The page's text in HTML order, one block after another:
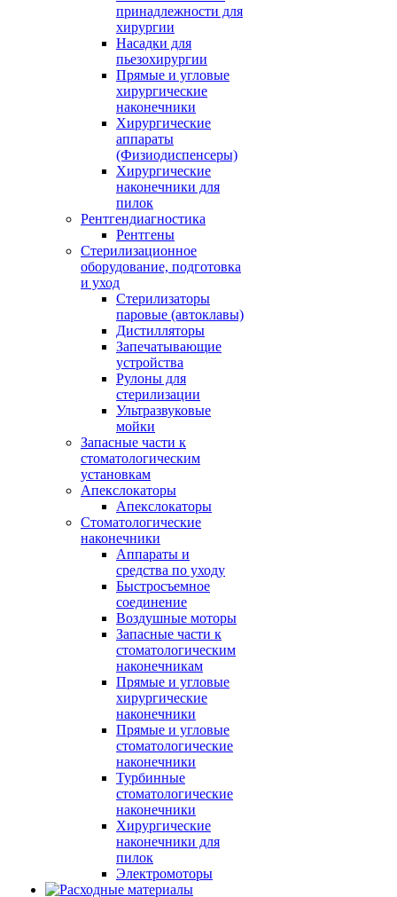
принадлежности для
хирургии
Насадки для
пьезохирургии
Прямые и угловые
хирургические
наконечники
Хирургические
аппараты
(Физиодиспенсеры)
Хирургические
наконечники для
пилок
Рентгендиагностика
Рентгены
Стерилизационное
оборудование, подготовка
и уход
Стерилизаторы
паровые (автоклавы)
Дистилляторы
Запечатывающие
устройства
Рулоны для
стерилизации
Ультразвуковые
мойки
Запасные части к
стоматологическим
установкам
Апекслокаторы
Апекслокаторы
Стоматологические
наконечники
Аппараты и
средства по уходу
Быстросъемное
соединение
Воздушные моторы
Запасные части к
стоматологическим
наконечникам
Прямые и угловые
хирургические
наконечники
Прямые и угловые
стоматологические
наконечники
Турбинные
стоматологические
наконечники
Хирургические
наконечники для
пилок
Электромоторы